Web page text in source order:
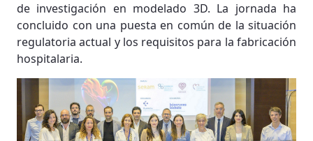
de investigación en modelado 3D. La jornada ha
concluido con una puesta en común de la situación
regulatoria actual y los requisitos para la fabricación
hospitalaria.